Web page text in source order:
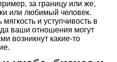
за границу или же,
или любимый человек.
и уступчивость в
ваши отношения могут
возникнут какие-то